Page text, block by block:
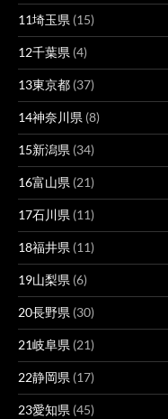
11埼玉県 (15)
12千葉県 (4)
13東京都 (37)
14神奈川県 (8)
15新潟県 (34)
16富山県 (21)
17石川県 (11)
18福井県 (11)
19山梨県 (6)
20長野県 (30)
21岐阜県 (21)
22静岡県 (17)
23愛知県 (45)